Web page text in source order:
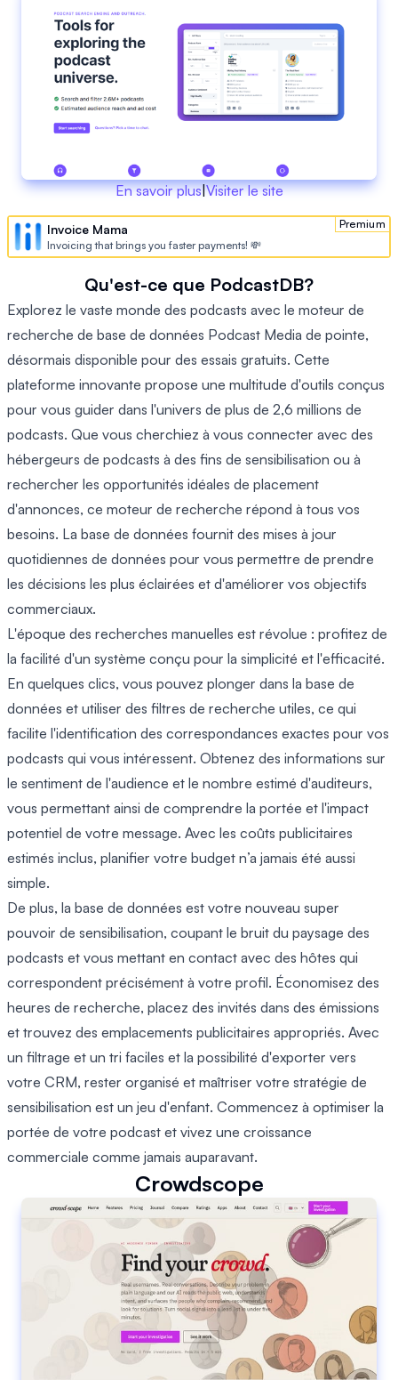
En savoir plus|Visiter le site
Premium
Invoice Mama
Invoicing that brings you faster payments! 💸
Qu'est-ce que PodcastDB?
Explorez le vaste monde des podcasts avec le moteur de
recherche de base de données Podcast Media de pointe,
désormais disponible pour des essais gratuits. Cette
plateforme innovante propose une multitude d'outils conçus
pour vous guider dans l'univers de plus de 2,6 millions de
podcasts. Que vous cherchiez à vous connecter avec des
hébergeurs de podcasts à des fins de sensibilisation ou à
rechercher les opportunités idéales de placement
d'annonces, ce moteur de recherche répond à tous vos
besoins. La base de données fournit des mises à jour
quotidiennes de données pour vous permettre de prendre
les décisions les plus éclairées et d'améliorer vos objectifs
commerciaux.
L'époque des recherches manuelles est révolue : profitez de
la facilité d'un système conçu pour la simplicité et l'efficacité.
En quelques clics, vous pouvez plonger dans la base de
données et utiliser des filtres de recherche utiles, ce qui
facilite l'identification des correspondances exactes pour vos
podcasts qui vous intéressent. Obtenez des informations sur
le sentiment de l'audience et le nombre estimé d'auditeurs,
vous permettant ainsi de comprendre la portée et l'impact
potentiel de votre message. Avec les coûts publicitaires
estimés inclus, planifier votre budget n’a jamais été aussi
simple.
De plus, la base de données est votre nouveau super
pouvoir de sensibilisation, coupant le bruit du paysage des
podcasts et vous mettant en contact avec des hôtes qui
correspondent précisément à votre profil. Économisez des
heures de recherche, placez des invités dans des émissions
et trouvez des emplacements publicitaires appropriés. Avec
un filtrage et un tri faciles et la possibilité d'exporter vers
votre CRM, rester organisé et maîtriser votre stratégie de
sensibilisation est un jeu d'enfant. Commencez à optimiser la
portée de votre podcast et vivez une croissance
commerciale comme jamais auparavant.
Crowdscope